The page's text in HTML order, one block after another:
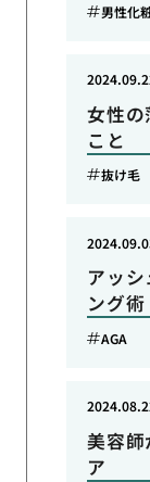
男性化
女性の
こと
抜け毛
アッ
ング術
AGA
美容
ア